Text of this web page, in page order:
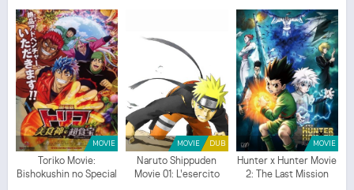
MOVIE
Toriko Movie:
Bishokushin no Special
DUB
MOVIE
Naruto Shippuden
Movie 01: L'esercito
MOVIE
Hunter x Hunter Movie
2: The Last Mission